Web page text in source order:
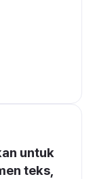
untuk
teks,